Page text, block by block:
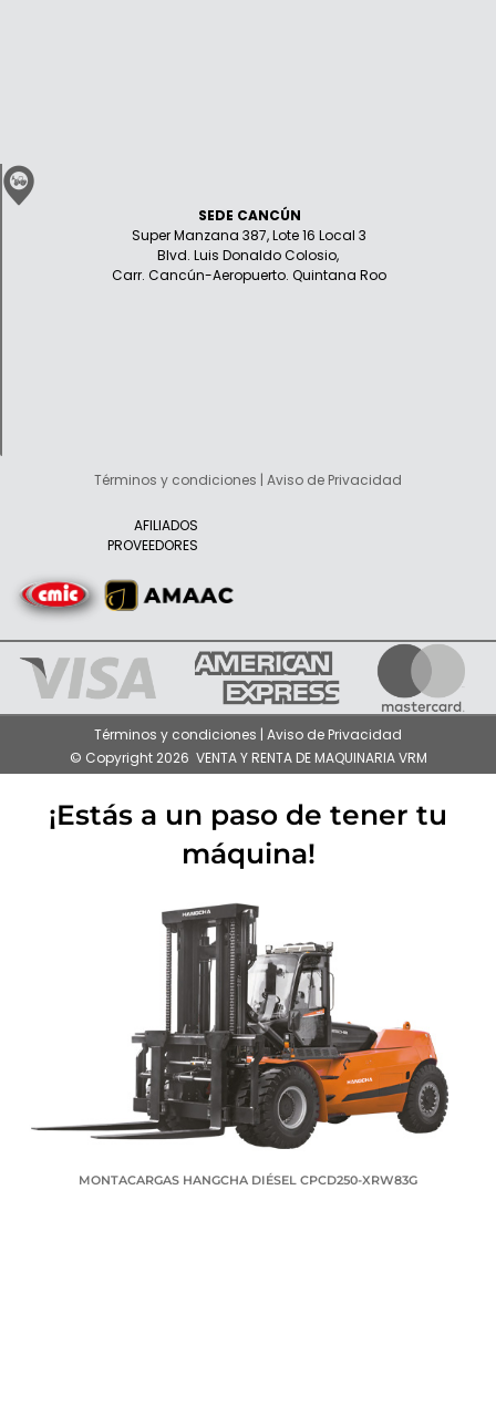
SEDE CANCÚN
Super Manzana 387, Lote 16 Local 3
Blvd. Luis Donaldo Colosio,
Carr. Cancún-Aeropuerto. Quintana Roo
Términos y condiciones | Aviso de Privacidad
AFILIADOS
PROVEEDORES
Términos y condiciones | Aviso de Privacidad
© Copyright 2026 VENTA Y RENTA DE MAQUINARIA VRM
¡Estás a un paso de tener tu
máquina!
MONTACARGAS HANGCHA DIÉSEL CPCD250-XRW83G